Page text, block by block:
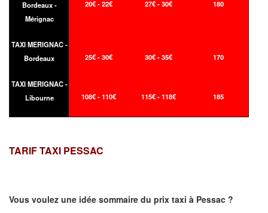
Bordeaux -
Mérignac
20€ - 22€ 27€ - 30€ 180
TAXI MERIGNAC -
Bordeaux
25€ - 30€ 30€ - 35€ 170
TAXI MERIGNAC -
Libourne
108€ - 110€ 115€ - 118€ 185
TARIF TAXI PESSAC
Vous voulez une idée sommaire du prix taxi à Pessac ?